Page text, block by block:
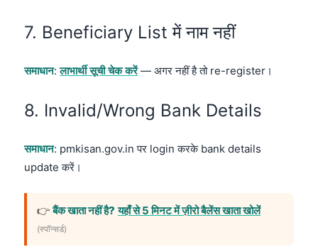
7. Beneficiary List में नाम नहीं
समाधान:लाभार्थी सूची चेक करें— अगर नहीं है तो re-register।
8. Invalid/Wrong Bank Details
समाधान: pmkisan.gov.in पर login करके bank details
update करें।
👉बैंक खाता नहीं है? यहाँ से 5 मिनट में ज़ीरो बैलेंस खाता खोलें
(स्पॉन्सर्ड)